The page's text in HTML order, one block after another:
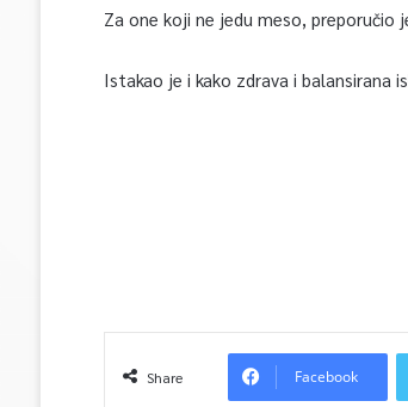
Za one koji ne jedu meso, preporučio
Istakao je i kako zdrava i balansirana
Share Facebook